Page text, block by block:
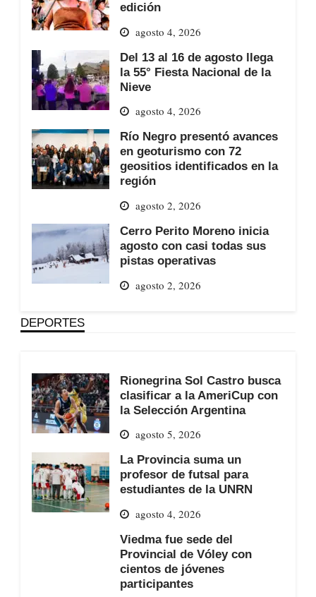
edición
agosto 4, 2026
Del 13 al 16 de agosto llega
la 55° Fiesta Nacional de la
Nieve
agosto 4, 2026
Río Negro presentó avances
en geoturismo con 72
geositios identificados en la
región
agosto 2, 2026
Cerro Perito Moreno inicia
agosto con casi todas sus
pistas operativas
agosto 2, 2026
DEPORTES
Rionegrina Sol Castro busca
clasificar a la AmeriCup con
la Selección Argentina
agosto 5, 2026
La Provincia suma un
profesor de futsal para
estudiantes de la UNRN
agosto 4, 2026
Viedma fue sede del
Provincial de Vóley con
cientos de jóvenes
participantes